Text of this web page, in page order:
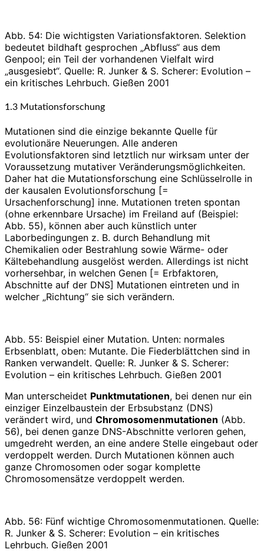
Abb. 54: Die wichtigsten Variationsfaktoren. Selektion
bedeutet bildhaft gesprochen „Abfluss“ aus dem
Genpool; ein Teil der vorhandenen Vielfalt wird
„ausgesiebt“. Quelle: R. Junker & S. Scherer: Evolution –
ein kritisches Lehrbuch. Gießen 2001
1.3 Mutationsforschung
Mutationen sind die einzige bekannte Quelle für
evolutionäre Neuerungen. Alle anderen
Evolutionsfaktoren sind letztlich nur wirksam unter der
Voraussetzung mutativer Veränderungsmöglichkeiten.
Daher hat die Mutationsforschung eine Schlüsselrolle in
der kausalen Evolutionsforschung [=
Ursachenforschung] inne. Mutationen treten spontan
(ohne erkennbare Ursache) im Freiland auf (Beispiel:
Abb. 55), können aber auch künstlich unter
Laborbedingungen z. B. durch Behandlung mit
Chemikalien oder Bestrahlung sowie Wärme- oder
Kältebehandlung ausgelöst werden. Allerdings ist nicht
vorhersehbar, in welchen Genen [= Erbfaktoren,
Abschnitte auf der DNS] Mutationen eintreten und in
welcher „Richtung“ sie sich verändern.
Abb. 55: Beispiel einer Mutation. Unten: normales
Erbsenblatt, oben: Mutante. Die Fiederblättchen sind in
Ranken verwandelt. Quelle: R. Junker & S. Scherer:
Evolution – ein kritisches Lehrbuch. Gießen 2001
Man unterscheidet Punktmutationen, bei denen nur ein
einziger Einzelbaustein der Erbsubstanz (DNS)
verändert wird, und Chromosomenmutationen (Abb.
56), bei denen ganze DNS-Abschnitte verloren gehen,
umgedreht werden, an eine andere Stelle eingebaut oder
verdoppelt werden. Durch Mutationen können auch
ganze Chromosomen oder sogar komplette
Chromosomensätze verdoppelt werden.
Abb. 56: Fünf wichtige Chromosomenmutationen. Quelle:
R. Junker & S. Scherer: Evolution – ein kritisches
Lehrbuch. Gießen 2001